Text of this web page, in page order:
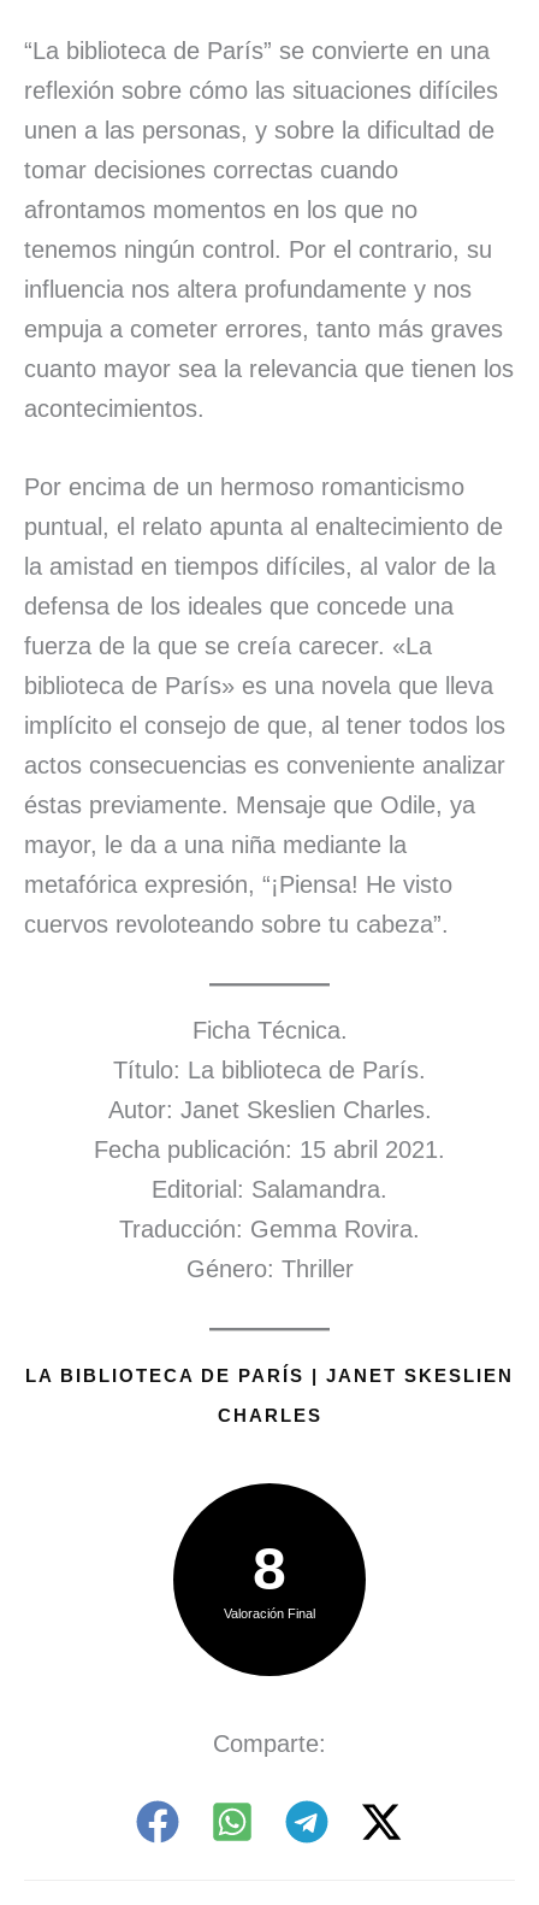
“La biblioteca de París” se convierte en una
reflexión sobre cómo las situaciones difíciles
unen a las personas, y sobre la dificultad de
tomar decisiones correctas cuando
afrontamos momentos en los que no
tenemos ningún control. Por el contrario, su
influencia nos altera profundamente y nos
empuja a cometer errores, tanto más graves
cuanto mayor sea la relevancia que tienen los
acontecimientos.
Por encima de un hermoso romanticismo
puntual, el relato apunta al enaltecimiento de
la amistad en tiempos difíciles, al valor de la
defensa de los ideales que concede una
fuerza de la que se creía carecer. «La
biblioteca de París» es una novela que lleva
implícito el consejo de que, al tener todos los
actos consecuencias es conveniente analizar
éstas previamente. Mensaje que Odile, ya
mayor, le da a una niña mediante la
metafórica expresión, “¡Piensa! He visto
cuervos revoloteando sobre tu cabeza”.
Ficha Técnica.
Título: La biblioteca de París.
Autor: Janet Skeslien Charles.
Fecha publicación: 15 abril 2021.
Editorial: Salamandra.
Traducción: Gemma Rovira.
Género: Thriller
LA BIBLIOTECA DE PARÍS | JANET SKESLIEN
CHARLES
8
Valoración Final
Comparte: